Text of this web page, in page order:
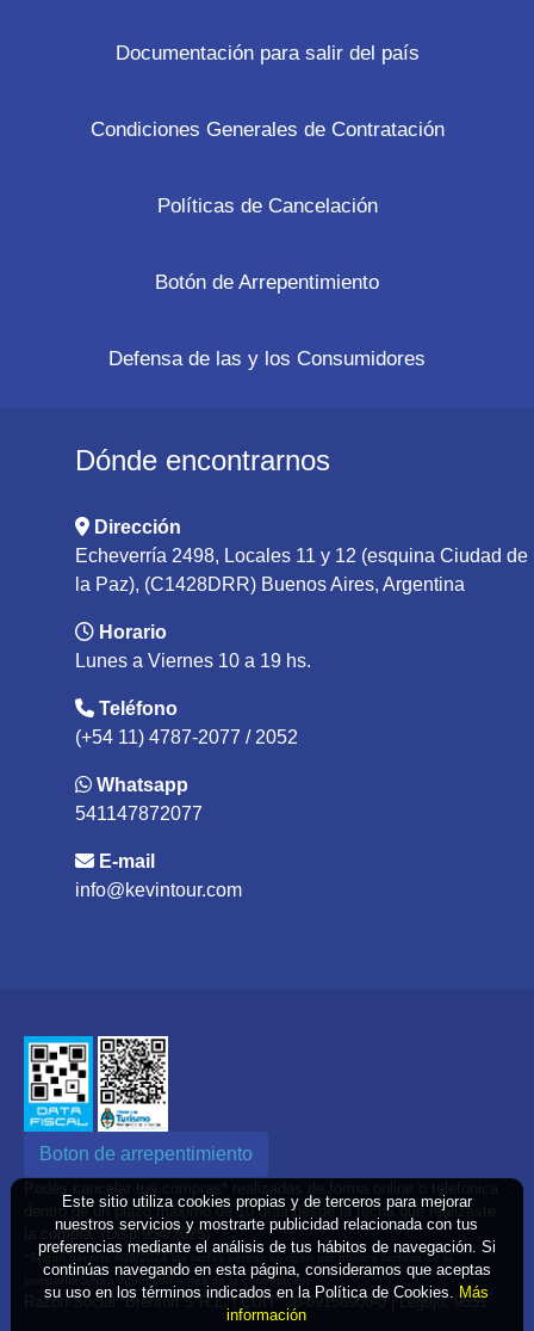
Documentación para salir del país
Condiciones Generales de Contratación
Políticas de Cancelación
Botón de Arrepentimiento
Defensa de las y los Consumidores
Dónde encontrarnos
Dirección
Echeverría 2498, Locales 11 y 12 (esquina Ciudad de
la Paz), (C1428DRR) Buenos Aires, Argentina
Horario
Lunes a Viernes 10 a 19 hs.
Teléfono
(+54 11) 4787-2077 / 2052
Whatsapp
541147872077
E-mail
info@kevintour.com
Boton de arrepentimiento
dentro de un plazo máximo de 10 días desde la fecha que realizaste
la compra. (Disp.954/2025)
*Según decreto 809/2024 las tarifas aéreas se rigen por política tarifaria de la
compañía aérea informada antes de la contratación
Razón Social: Brenton S.R.L. | CUIT: 30-69156900-0 | Legajo: 9551
Este sitio utiliza cookies propias y de terceros para mejorar
nuestros servicios y mostrarte publicidad relacionada con tus
preferencias mediante el análisis de tus hábitos de navegación. Si
continúas navegando en esta página, consideramos que aceptas
su uso en los términos indicados en la Política de Cookies. Más
información